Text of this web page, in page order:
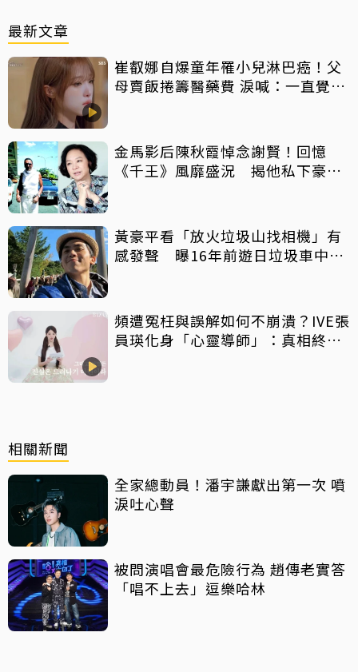
最新文章
崔叡娜自爆童年罹小兒淋巴癌！父
母賣飯捲籌醫藥費 淚喊：一直覺得
金馬影后陳秋霞悼念謝賢！回憶
《千王》風靡盛況 揭他私下豪爽
黃豪平看「放火垃圾山找相機」有
感發聲 曝16年前遊日垃圾車中含
頻遭冤枉與誤解如何不崩潰？IVE張
員瑛化身「心靈導師」：真相終會
相關新聞
全家總動員！潘宇謙獻出第一次 噴
淚吐心聲
被問演唱會最危險行為 趙傳老實答
「唱不上去」逗樂哈林